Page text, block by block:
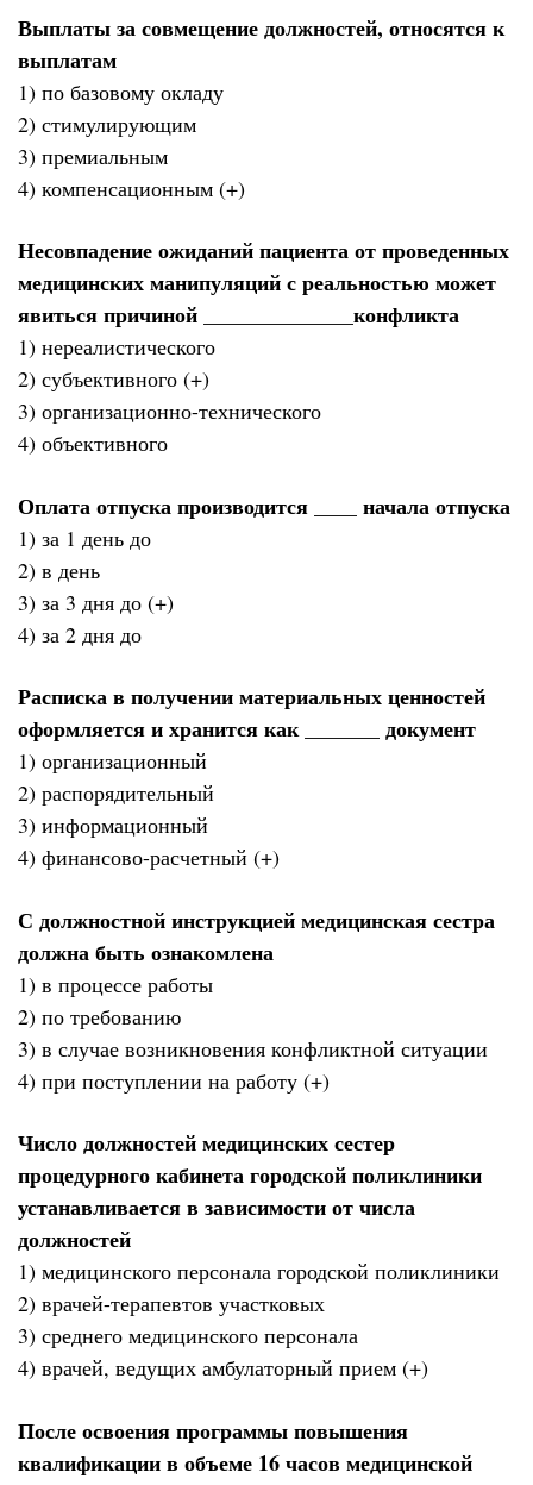
Выплаты за совмещение должностей, относятся к
выплатам
1) по базовому окладу
2) стимулирующим
3) премиальным
4) компенсационным (+)
Несовпадение ожиданий пациента от проведенных
медицинских манипуляций с реальностью может
явиться причиной ______________конфликта
1) нереалистического
2) субъективного (+)
3) организационно-технического
4) объективного
Оплата отпуска производится ____ начала отпуска
1) за 1 день до
2) в день
3) за 3 дня до (+)
4) за 2 дня до
Расписка в получении материальных ценностей
оформляется и хранится как _______ документ
1) организационный
2) распорядительный
3) информационный
4) финансово-расчетный (+)
С должностной инструкцией медицинская сестра
должна быть ознакомлена
1) в процессе работы
2) по требованию
3) в случае возникновения конфликтной ситуации
4) при поступлении на работу (+)
Число должностей медицинских сестер
процедурного кабинета городской поликлиники
устанавливается в зависимости от числа
должностей
1) медицинского персонала городской поликлиники
2) врачей-терапевтов участковых
3) среднего медицинского персонала
4) врачей, ведущих амбулаторный прием (+)
После освоения программы повышения
квалификации в объеме 16 часов медицинской